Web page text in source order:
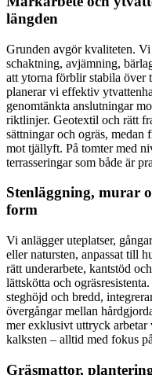
längden
Grunden avgör kvaliteten.
schaktning, avjämning,
att ytorna förblir stabila över
planerar vi effektiv
genomtänkta anslutningar
riktlinjer. Geotextil och rätt
sättningar och ogräs, medan
mot tjällyft. På tomter med
terrasseringar som både är
Stenläggning, murar
form
Vi anlägger uteplatser,
eller natursten, anpassat till
rätt underarbete, kantstöd
lättskötta och
steghöjd och bredd,
övergångar mellan
mer exklusivt uttryck
kalksten – alltid med fokus
Gräsmattor,